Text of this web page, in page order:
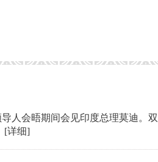
人会晤期间会见印度总理莫迪。
[详细]